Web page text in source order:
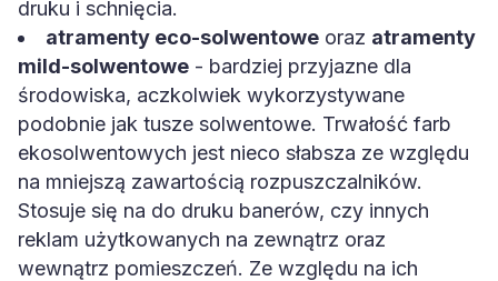
druku i schnięcia.
atramenty eco-solwentowe oraz atramenty
mild-solwentowe - bardziej przyjazne dla
środowiska, aczkolwiek wykorzystywane
podobnie jak tusze solwentowe. Trwałość farb
ekosolwentowych jest nieco słabsza ze względu
na mniejszą zawartością rozpuszczalników.
Stosuje się na do druku banerów, czy innych
reklam użytkowanych na zewnątrz oraz
wewnątrz pomieszczeń. Ze względu na ich